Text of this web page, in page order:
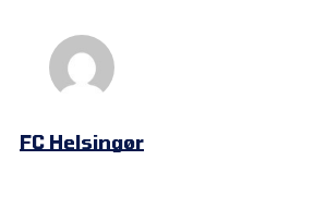
FC Helsingør